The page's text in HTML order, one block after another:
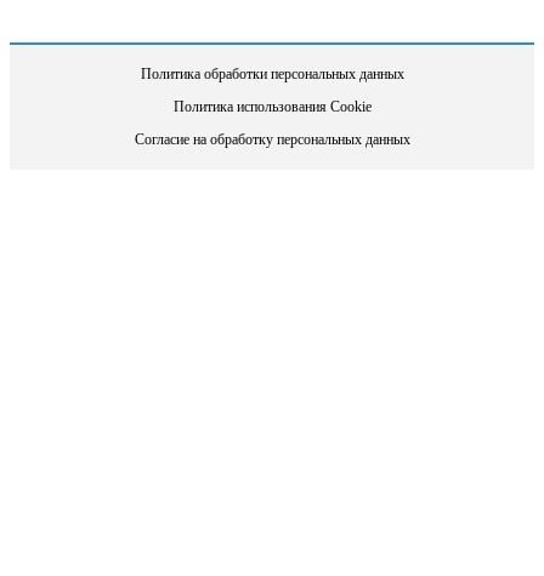
Политика обработки персональных данных
Политика использования Cookie
Согласие на обработку персональных данных